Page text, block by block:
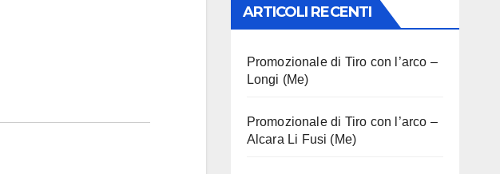
ARTICOLI RECENTI
Promozionale di Tiro con l’arco –
Longi (Me)
Promozionale di Tiro con l’arco –
Alcara Li Fusi (Me)